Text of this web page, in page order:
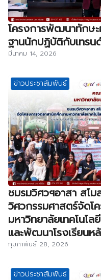
โครงการพัฒนาทักษะ
ฐานนักปฏิบัติกับเทรน
มีนาคม 14, 2026
ข่าวประชาสัมพันธ์
ชมรมวิศวฯอาสา สโ
วิศวกรรมศาสตร์จัดโ
มหาวิทยาลัยเทคโนโ
และพัฒนาโรงเรียนห
กุมภาพันธ์ 28, 2026
ข่าวประชาสัมพันธ์